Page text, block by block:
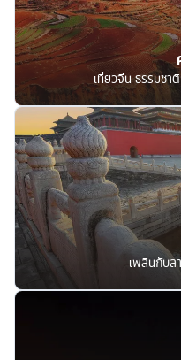
เที่ยวจีน ธรรมชา
เพลินกับล